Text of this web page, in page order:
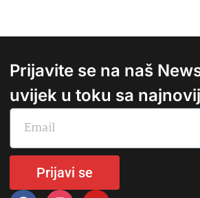
Prijavite se na naš
uvijek u toku sa
Prijavi se